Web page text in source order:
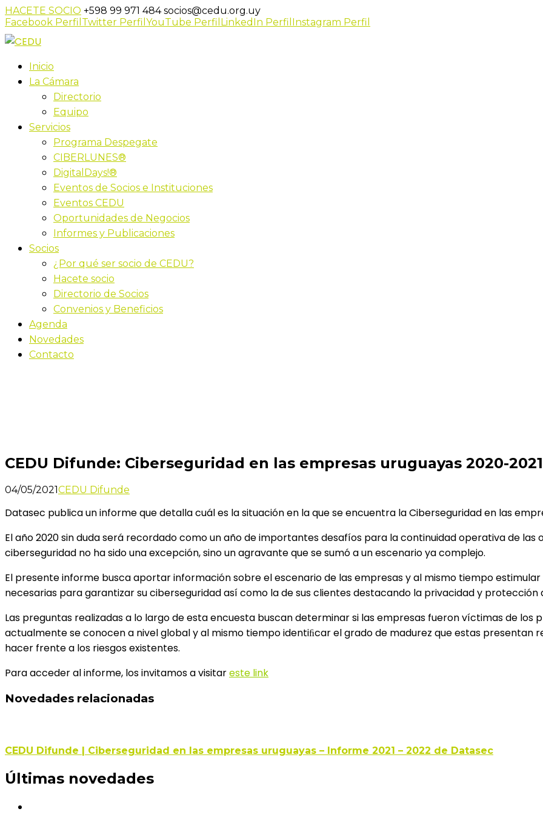
HACETE SOCIO +598 99 971 484socios@cedu.org.uy
Facebook Perfil Twitter Perfil YouTube Perfil LinkedIn Perfil Instagram Perfil
Inicio
La Cámara
Directorio
Equipo
Servicios
Programa Despegate
CIBERLUNES®
DigitalDays!®
Eventos de Socios e Instituciones
Eventos CEDU
Oportunidades de Negocios
Informes y Publicaciones
Socios
¿Por qué ser socio de CEDU?
Hacete socio
Directorio de Socios
Convenios y Beneficios
Agenda
Novedades
Contacto
CEDU Difunde: Ciberseguridad en las empresas uruguayas 2020-2021
04/05/2021CEDU Difunde
Datasec publica un informe que detalla cuál es la situación en la que se encuentra la Ciberseguridad en las
El año 2020 sin duda será recordado como un año de importantes desafíos para la continuidad operativa de
ciberseguridad no ha sido una excepción, sino un agravante que se sumó a un escenario ya complejo.
El presente informe busca aportar información sobre el escenario de las empresas y al mismo tiempo
necesarias para garantizar su ciberseguridad así como la de sus clientes destacando la privacidad y protección
Las preguntas realizadas a lo largo de esta encuesta buscan determinar si las empresas fueron víctimas de los
actualmente se conocen a nivel global y al mismo tiempo identiﬁcar el grado de madurez que estas
hacer frente a los riesgos existentes.
Para acceder al informe, los invitamos a visitareste link
Novedades relacionadas
CEDU Difunde | Ciberseguridad en las empresas uruguayas – Informe 2021 – 2022 de Datasec
Últimas novedades